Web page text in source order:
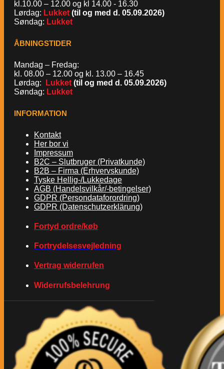
kl.10.00 – 12.00 og kl 14.00 - 16.30
Lørdag: Lukket (til og med d. 05.09.2026)
Søndag: Lukket
ÅBNINGSTIDER
Mandag – Fredag:
kl. 08.00 – 12.00 og kl. 13.00 – 16.45
Lørdag:
Lukket (til og med d. 05.09.2026)
Søndag: Lukket
INFORMATION
Kontakt
Her bor vi
Impressum
B2C – Slutbruger (Privatkunde)
B2B – Firma (Erhvervskunde)
Tyske Hellig-/Lukkedage
AGB (Handelsvilkår/-betingelser)
GDPR (Persondataforordring)
GDPR (Datenschutzerklärung)
Fortyd ordre/køb
Fortrydelsesvejledning
Vertrag widerrufen
Widerrufsbelehrung